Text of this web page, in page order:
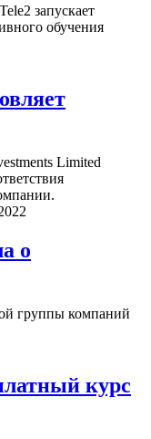
запускает
обучения
Limited
о
группы компаний
курс